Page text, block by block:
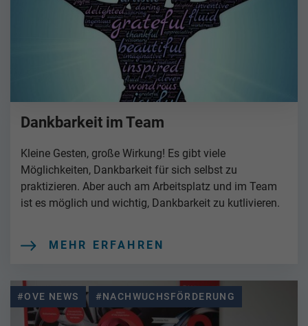
Dankbarkeit im Team
Kleine Gesten, große Wirkung! Es gibt viele
Möglichkeiten, Dankbarkeit für sich selbst zu
praktizieren. Aber auch am Arbeitsplatz und im Team
ist es möglich und wichtig, Dankbarkeit zu kutlivieren.
MEHR ERFAHREN
#OVE NEWS #NACHWUCHSFÖRDERUNG